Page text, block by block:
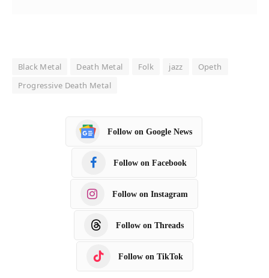
Black Metal Death Metal Folk jazz
Opeth
Progressive Death Metal
Follow on Google News
Follow on Facebook
Follow on Instagram
Follow on Threads
Follow on TikTok